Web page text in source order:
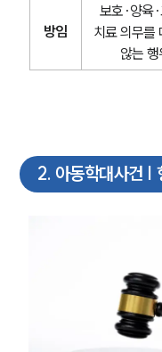
방임
보호·양육
치료 의무를
않는 행
2. 아동학대사건 |